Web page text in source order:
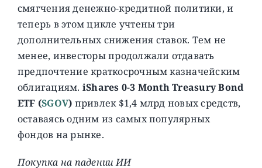
смягчения денежно-кредитной политики, и
теперь в этом цикле учтены три
дополнительных снижения ставок. Тем не
менее, инвесторы продолжали отдавать
предпочтение краткосрочным казначейским
облигациям. iShares 0-3 Month Treasury Bond
ETF (SGOV) привлек $1,4 млрд новых средств,
оставаясь одним из самых популярных
фондов на рынке.
Покупка на падении ИИ